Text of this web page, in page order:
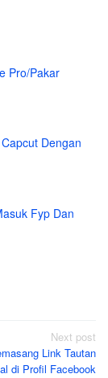
Pro/Pakar
Dengan
Fyp Dan
Next post
Link Tautan
di Profil Facebook